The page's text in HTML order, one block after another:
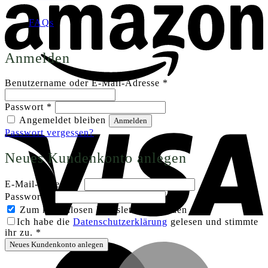
FAQs
Anmelden
Benutzername oder E-Mail-Adresse *
Passwort *
Angemeldet bleiben
Anmelden
Passwort vergessen?
Neues Kundenkonto anlegen
E-Mail-Adresse *Erforderlich
Passwort
Zum kostenlosen Newsletter anmelden
Ich habe die Datenschutzerklärung gelesen und stimmte
ihr zu. *
Neues Kundenkonto anlegen